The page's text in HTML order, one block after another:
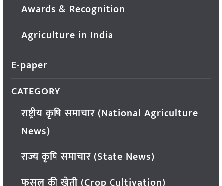
Awards & Recognition
Agriculture in India
E-paper
CATEGORY
राष्ट्रीय कृषि समाचार (National Agriculture
News)
राज्य कृषि समाचार (State News)
फसल की खेती (Crop Cultivation)